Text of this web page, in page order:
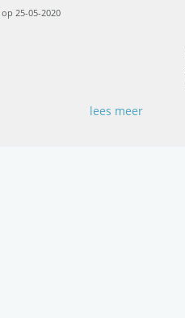
op 25-05-2020
lees meer